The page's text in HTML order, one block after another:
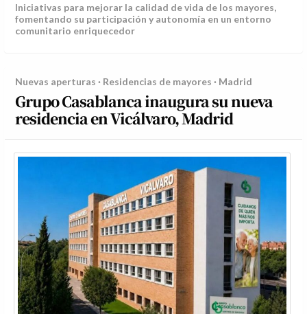
Iniciativas para mejorar la calidad de vida de los mayores,
fomentando su participación y autonomía en un entorno
comunitario enriquecedor
Nuevas aperturas · Residencias de mayores · Madrid
Grupo Casablanca inaugura su nueva
residencia en Vicálvaro, Madrid